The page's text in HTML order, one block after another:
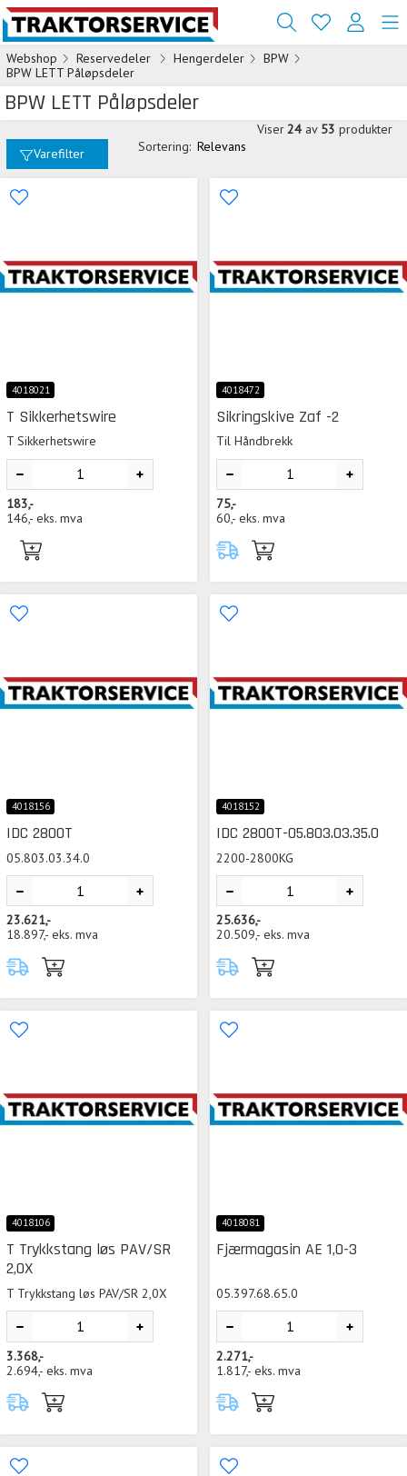
Webshop Reservedeler Hengerdeler
BPW
BPW LETT Påløpsdeler
BPW LETT Påløpsdeler
Varefilter Sortering: Relevans
Viser 24 av 53 produkter
4018021
T Sikkerhetswire
T Sikkerhetswire
183,-
146,- eks. mva
4018472
Sikringskive Zaf -2
Til Håndbrekk
75,-
60,- eks. mva
4018156
IDC 2800T
05.803.03.34.0
23.621,-
18.897,- eks. mva
4018152
IDC 2800T-05.803.03.35.0
2200-2800KG
25.636,-
20.509,- eks. mva
4018106
T Trykkstang løs PAV/SR
2,0X
T Trykkstang løs PAV/SR 2,0X
3.368,-
2.694,- eks. mva
4018081
Fjærmagasin AE 1,0-3
05.397.68.65.0
2.271,-
1.817,- eks. mva